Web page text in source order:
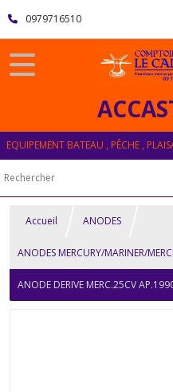
0979716510
Accueil ANODES
ANODES MERCURY/MARINER/
ANODE DERIVE MERC.25CV